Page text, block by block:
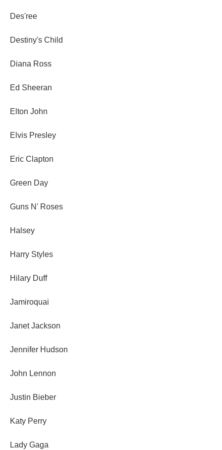
Des'ree
Destiny's Child
Diana Ross
Ed Sheeran
Elton John
Elvis Presley
Eric Clapton
Green Day
Guns N' Roses
Halsey
Harry Styles
Hilary Duff
Jamiroquai
Janet Jackson
Jennifer Hudson
John Lennon
Justin Bieber
Katy Perry
Lady Gaga